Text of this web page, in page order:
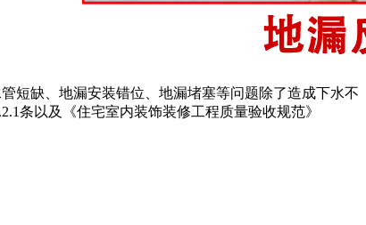
短缺、地漏安装错位、地漏堵塞等问题除了造成下水不
条以及《住宅室内装饰装修工程质量验收规范》